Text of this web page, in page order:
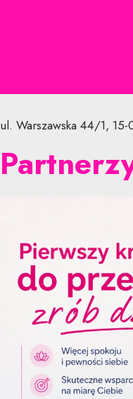
ul. Warszawska 44/1,